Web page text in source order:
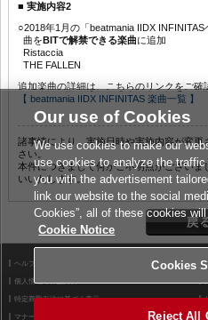
■ 実施内容2
○2018年1月の「beatmania IIDX
曲をBITで解禁できる楽曲に追加
Ristaccia
THE FALLEN
追加楽曲の詳細は、こちらのリンクをご確
【 beatmania IIDX INFINITAS 楽曲一覧 】
諸事情により、実施日時や実施内容が変
さい。
本件につきまして何かご不明点がござい
いいたします。
ヘルプ
個人情報等保護方針
特定商取引法に基づく表示
マナー＆ルール
Our use of Cookies
We use cookies to make our
use cookies to analyze the
you with the advertisement
link our website to the social
Cookies”, all of these cookies
Cookie Notice
Cookies
Reject All